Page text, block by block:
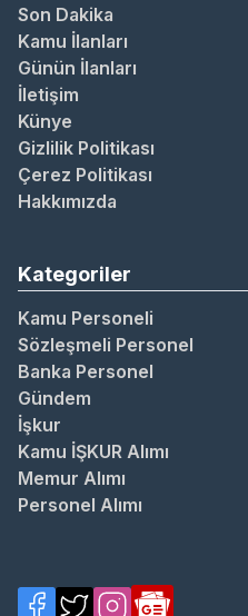
Son Dakika
Kamu İlanları
Günün İlanları
İletişim
Künye
Gizlilik Politikası
Çerez Politikası
Hakkımızda
Kategoriler
Kamu Personeli
Sözleşmeli Personel
Banka Personel
Gündem
İşkur
Kamu İŞKUR Alımı
Memur Alımı
Personel Alımı